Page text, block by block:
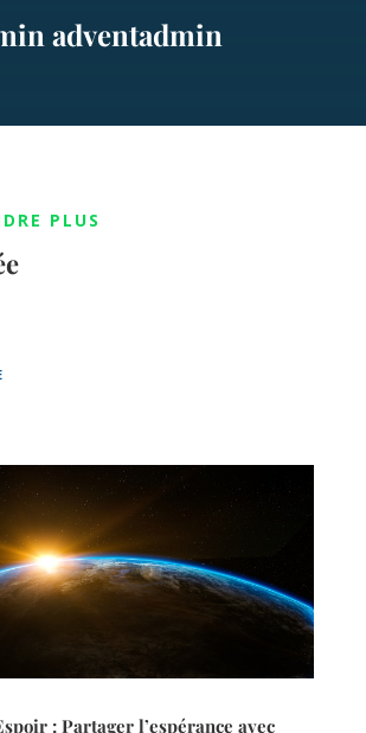
adventadmin
PLUS
: Partager l’espérance avec